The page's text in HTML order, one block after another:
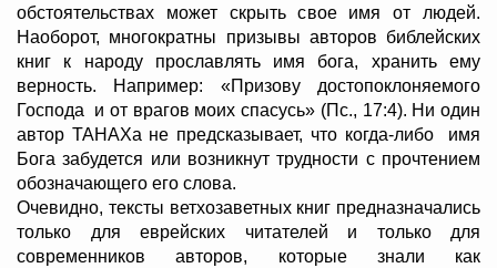
обстоятельствах может скрыть свое имя от людей.
Наоборот, многократны призывы авторов библейских
книг к народу прославлять имя бога, хранить ему
верность. Например: «Призову достопоклоняемого
Господа и от врагов моих спасусь» (Пс., 17:4). Ни один
автор ТАНАХа не предсказывает, что когда-либо имя
Бога забудется или возникнут трудности с прочтением
обозначающего его слова.
Очевидно, тексты ветхозаветных книг предназначались
только для еврейских читателей и только для
современников авторов, которые знали как